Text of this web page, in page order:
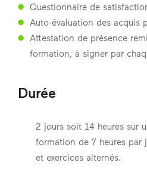
Questionnaire de
Auto-évaluation des acquis
Attestation de présence
formation, à signer par
Durée
2 jours soit 14 heures sur
formation de 7 heures par
et exercices alternés.